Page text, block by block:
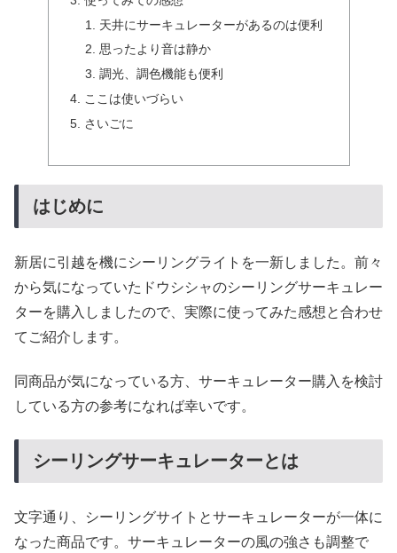
天井にサーキュレーターがあるのは便利
思ったより音は静か
調光、調色機能も便利
ここは使いづらい
さいごに
はじめに
新居に引越を機にシーリングライトを一新しました。前々
から気になっていたドウシシャのシーリングサーキュレー
ターを購入しましたので、実際に使ってみた感想と合わせ
てご紹介します。
同商品が気になっている方、サーキュレーター購入を検討
している方の参考になれば幸いです。
シーリングサーキュレーターとは
文字通り、シーリングサイトとサーキュレーターが一体に
なった商品です。サーキュレーターの風の強さも調整で